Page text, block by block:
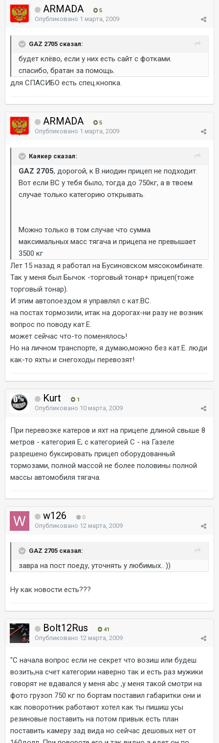
ARMADA 5
Опубликовано 1 марта, 2009
GAZ 2705 сказал:
будет клёво, если у них есть сайт с фотками.
спасибо, братан за помощь.
для СПАСИБО есть спец.кнопка.
ARMADA 5
Опубликовано 1 марта, 2009
Каякер сказал:
GAZ 2705, дорогой, к В ниодин прицеп не подходит.
Вот если ВС у тебя было, тогда до 750кг, а в твоем
случае только категорию открывать.
Можно только в том случае что сумма
максимальных масс тягача и прицепа не превышает
3500 кг
Лет 15 назад я работал на Бусиновском мясокомбинате.
Так у меня был Бычок -торговый тонар+ прицеп(тоже
торговый тонар).
И этим автопоездом я управлял с кат.ВС.
на постах тормозили, итак на дорогах-ни разу не возник
вопрос по поводу кат.Е.
может сейчас что-то поменялось!
Но на личном транспорте, я думаю,можно без кат.Е. люди
как-то яхты и снегоходы перевозят!
Kurt 1
Опубликовано 10 марта, 2009
При перевозке катеров и яхт на прицепе длиной свыше 8
метров - категория Е; с категорией С - на Газеле
разрешено буксировать прицеп оборудованный
тормозами, полной массой не более половины полной
массы автомобиля тягача.
w126 0
Опубликовано 12 марта, 2009
GAZ 2705 сказал:
завра на пост поеду, уточнять у любимых.. ))
Ну как новости есть???
Bolt12Rus 41
Опубликовано 12 марта, 2009
"С начала вопрос если не секрет что возиш или будеш
возить,на счет категории наверно так и есть раз мужики
говорят не вдавался у меня abc ,у меня такой смотри на
фото грузоп 750 кг по бортам поставил габаритки они и
как поворотник работают хотел как ты пишиш усы
резиновые поставить на потом привык есть план
поставить камеру зад вида но сейчас дешовых нет от